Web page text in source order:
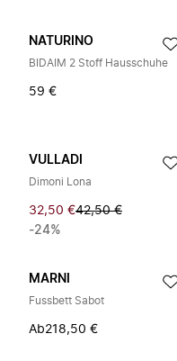
NATURINO
BIDAIM 2 Stoff Hausschuhe
59 €
VULLADI
Dimoni Lona
32,50 €42,50 €
-24%
MARNI
Fussbett Sabot
Ab218,50 €